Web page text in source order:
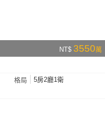
NT$ 3550萬
格局
5房2廳1衛